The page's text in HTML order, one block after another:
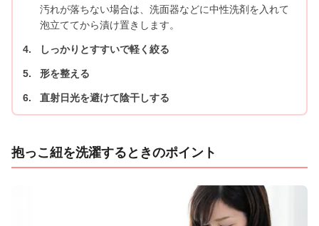
汚れが落ちない場合は、洗面器などに中性洗剤を入れて
泡立ててから漬け置きします。
しっかりとすすいで軽く絞る
形を整える
直射日光を避けて陰干しする
抱っこ紐を洗濯するときのポイント